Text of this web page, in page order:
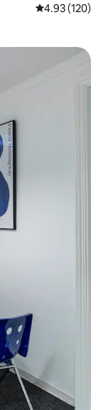
5 ರಲ್ಲಿ 4.93
4.93 (120)